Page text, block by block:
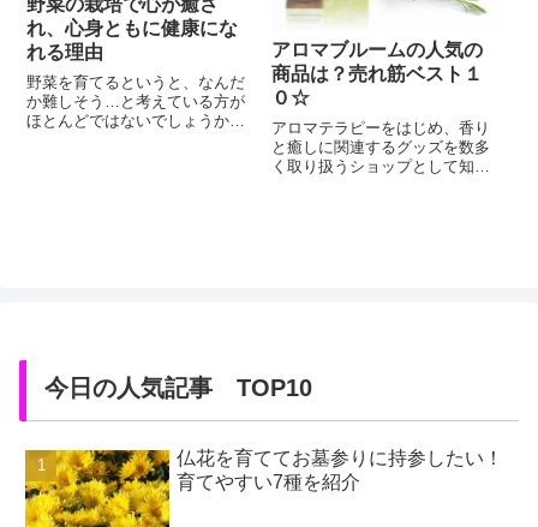
野菜の栽培で心が癒さ
れ、心身ともに健康にな
れる理由
野菜を育てるというと、なんだ
か難しそう…と考えている方が
ほとんどではないでしょうか。
アロマブルームの人気の
商品は？売れ筋ベスト１
０☆
アロマテラピーをはじめ、香り
と癒しに関連するグッズを数多
く取り扱うショップとして知ら
今日の人気記事 TOP10
仏花を育ててお墓参りに持参したい！
育てやすい7種を紹介